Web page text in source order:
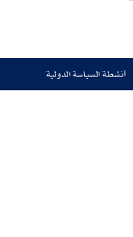
أنشطة السياسة الدولية